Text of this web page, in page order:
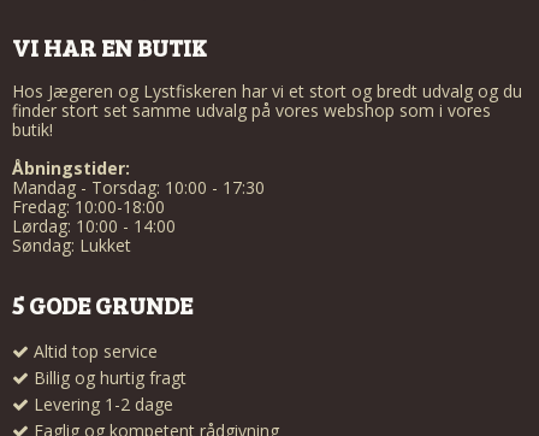
VI HAR EN BUTIK
Hos Jægeren og Lystfiskeren har vi et stort og bredt udvalg og du
finder stort set samme udvalg på vores webshop som i vores
butik!
Åbningstider:
Mandag - Torsdag: 10:00 - 17:30
Fredag: 10:00-18:00
Lørdag: 10:00 - 14:00
Søndag: Lukket
5 GODE GRUNDE
Altid top service
Billig og hurtig fragt
Levering 1-2 dage
Faglig og kompetent rådgivning